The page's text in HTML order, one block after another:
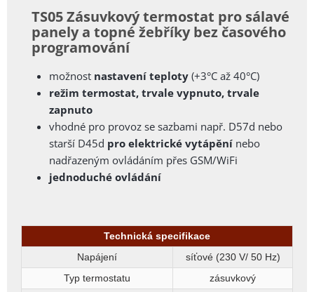
TS05 Zásuvkový termostat pro sálavé
panely a topné žebříky bez časového
programování
možnost nastavení teploty (+3°C až 40°C)
režim termostat, trvale vypnuto, trvale
zapnuto
vhodné pro provoz se sazbami např. D57d nebo
starší D45d pro elektrické vytápění nebo
nadřazeným ovládáním přes GSM/WiFi
jednoduché ovládání
Technická specifikace
Napájení
síťové (230 V/ 50 Hz)
Typ termostatu
zásuvkový